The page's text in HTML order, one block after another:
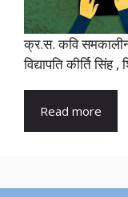
क्र.स. कवि
विद्यापति कीर्ति
Read more